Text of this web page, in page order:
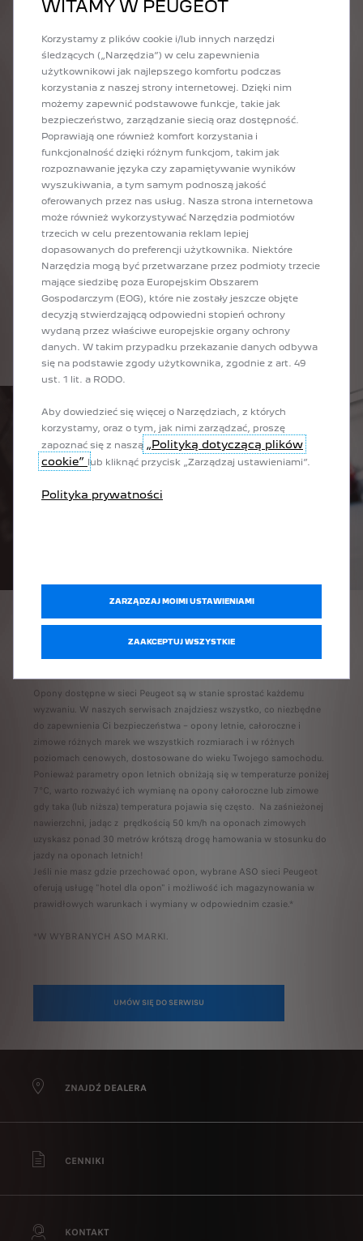
UŻYTKOWANIE KOŁA ZAPASOWEGO
Aby można było zamontować koło zapasowe,
samochód musi być na to przygotowany już w
procesie produkcji. W nowych samochodach Peugeot,
koła zapasowe są dostępne jako wyposażenie
dodatkowe. Przy zakupie pojazdu należy wybrać
fabryczną opcję "wstępnego przygotowania do
montażu koła", by móc w prosty sposób zamontować
koło przed wydaniem pojazdu przez dealera. Brak
fabrycznego przygotowania pojazdu oznacza, że w
razie przebicia opony trzeba będzie skorzystać z
zestawu do naprawy opon.
Pojazdy elektryczne i hybrydowe nie mogą być
wyposażone w koło zapasowe ze względu na rozmiar
akumulatorów trakcyjnych. Alternatywnymi
rozwiązaniami są w tym przypadku zestawy do
naprawy opon.
PRZECHOWYWANIE OPON I
KÓŁ
Opony dostępne w sieci Peugeot są w stanie sprostać każdemu
wyzwaniu. W naszych serwisach znajdziesz wszystko, co niezbędne
do zapewnienia Ci bezpieczeństwa – opony letnie, całoroczne i
zimowe różnych marek we wszystkich rozmiarach i w różnych
poziomach cenowych, dostosowane do wieku Twojego samochodu.
Ponieważ parametry opon letnich obniżają się w temperaturze poniżej
7°C, warto rozważyć ich wymianę na opony całoroczne lub zimowe
gdy taka (lub niższa) temperatura pojawia się często. Na zaśnieżonej
nawierzchni, jadąc z prędkością 50 km/h na oponach zimowych
uzyskasz ponad 30 metrów krótszą drogę hamowania w stosunku do
jazdy na oponach letnich!
Jeśli nie masz gdzie przechować opon, wybrane ASO sieci Peugeot
oferują usługę "hotel dla opon" i możliwość ich magazynowania w
prawidłowych warunkach i wymiany w odpowiednim czasie.*
*W WYBRANYCH ASO MARKI.
UMÓW SIĘ DO SERWISU
ZNAJDŹ DEALERA
CENNIKI
KONTAKT
WITAMY W PEUGEOT
Korzystamy z plików cookie i/lub innych narzędzi
śledzących („Narzędzia”) w celu zapewnienia
użytkownikowi jak najlepszego komfortu podczas
korzystania z naszej strony internetowej. Dzięki nim
możemy zapewnić podstawowe funkcje, takie jak
bezpieczeństwo, zarządzanie siecią oraz dostępność.
Poprawiają one również komfort korzystania i
funkcjonalność dzięki różnym funkcjom, takim jak
rozpoznawanie języka czy zapamiętywanie wyników
wyszukiwania, a tym samym podnoszą jakość
oferowanych przez nas usług. Nasza strona internetowa
może również wykorzystywać Narzędzia podmiotów
trzecich w celu prezentowania reklam lepiej
dopasowanych do preferencji użytkownika. Niektóre
Narzędzia mogą być przetwarzane przez podmioty trzecie
mające siedzibę poza Europejskim Obszarem
Gospodarczym (EOG), które nie zostały jeszcze objęte
decyzją stwierdzającą odpowiedni stopień ochrony
wydaną przez właściwe europejskie organy ochrony
danych. W takim przypadku przekazanie danych odbywa
się na podstawie zgody użytkownika, zgodnie z art. 49
ust. 1 lit. a RODO.
Aby dowiedzieć się więcej o Narzędziach, z których
korzystamy, oraz o tym, jak nimi zarządzać, proszę
zapoznać się z naszą „Polityką dotyczącą plików
cookie” lub kliknąć przycisk „Zarządzaj ustawieniami”.
Polityka prywatności
ZARZĄDZAJ MOIMI USTAWIENIAMI
ZAAKCEPTUJ WSZYSTKIE